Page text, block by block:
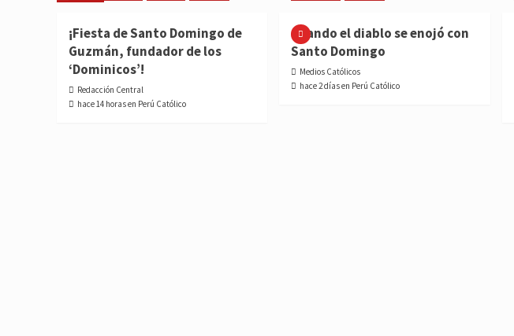
¡Fiesta de Santo Domingo de
Guzmán, fundador de los
‘Dominicos’!
Redacción Central
hace 14 horas en Perú Católico
Cuando el diablo se enojó con
Santo Domingo
Medios Católicos
hace 2 días en Perú Católico